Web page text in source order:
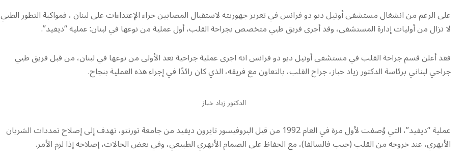
على الرغم من انشغال مستشفى أوتيل ديو دو فرانس في تعزيز جهوزيته لاستقبال المصابين جراء الإعتداءات على لبنان ، فمواكبة التطور الطبي
لا تزال من أوليات إدارة المستشفى، وقد أجرى فريق طبي متخصص بجراحة القلب، أول عملية من نوعها في لبنان: عملية “ديفيد”.
فقد أعلن قسم جراحة القلب في مستشفى أوتيل ديو دو فرانس انه اجرى عملية جراحية تعد الأولى من نوعها في لبنان، من قبل فريق طبي
جراحي لبناني برئاسة الدكتور زياد خباز، جراح القلب، بالتعاون مع فريقه، الذي كان رائدًا في إجراء هذه العملية بنجاح.
الدكتور زياد خباز
عملية “ديفيد”، التي وُصفت لأول مرة في العام 1992 من قبل البروفيسور تايرون ديفيد من جامعة تورنتو، تهدف إلى إصلاح تمددات الشريان
الأبهري، عند خروجه من القلب (جيب فالسالفا)، مع الحفاظ على الصمام الأبهري الطبيعي، وفي بعض الحالات، إصلاحه إذا لزم الأمر.